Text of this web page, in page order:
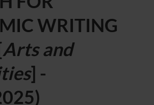
WRITING
Arts and
] -